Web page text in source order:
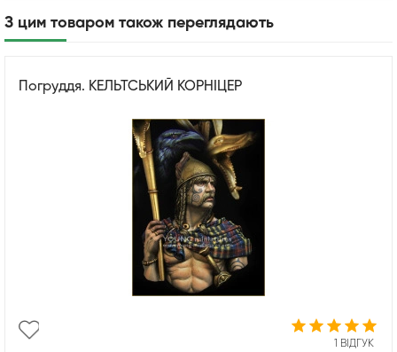
З цим товаром також переглядають
Погруддя. КЕЛЬТСЬКИЙ КОРНІЦЕР
1 ВІДГУК